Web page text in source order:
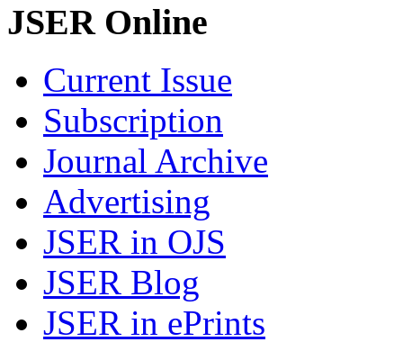
JSER Online
Current Issue
Subscription
Journal Archive
Advertising
JSER in OJS
JSER Blog
JSER in ePrints